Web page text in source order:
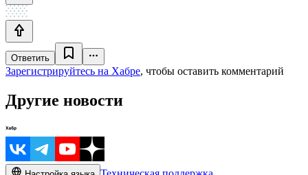
Ответить
Зарегистрируйтесь на Хабре, чтобы оставить комментарий
Другие новости